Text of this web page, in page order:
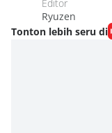
Editor
Ryuzen
Tonton lebih seru di